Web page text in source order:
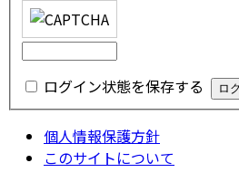
ログイン状態を保存する
個人情報保護方針
このサイトについて